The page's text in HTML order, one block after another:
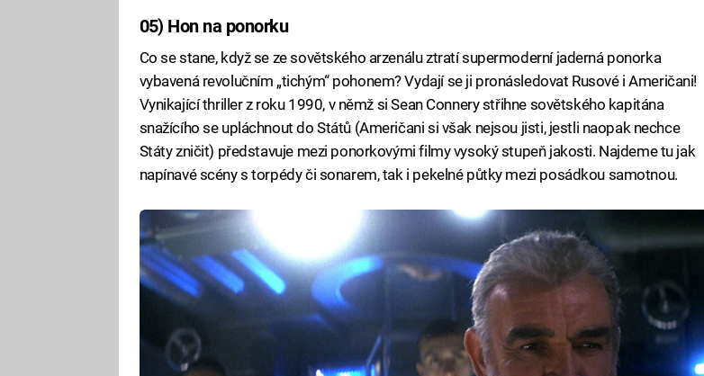
05) Hon na ponorku
Co se stane, když se ze sovětského arzenálu ztratí supermoderní jaderná ponorka
vybavená revolučním „tichým“ pohonem? Vydají se ji pronásledovat Rusové i Američani!
Vynikající thriller z roku 1990, v němž si Sean Connery střihne sovětského kapitána
snažícího se upláchnout do Států (Američani si však nejsou jisti, jestli naopak nechce
Státy zničit) představuje mezi ponorkovými filmy vysoký stupeň jakosti. Najdeme tu jak
napínavé scény s torpédy či sonarem, tak i pekelné půtky mezi posádkou samotnou.